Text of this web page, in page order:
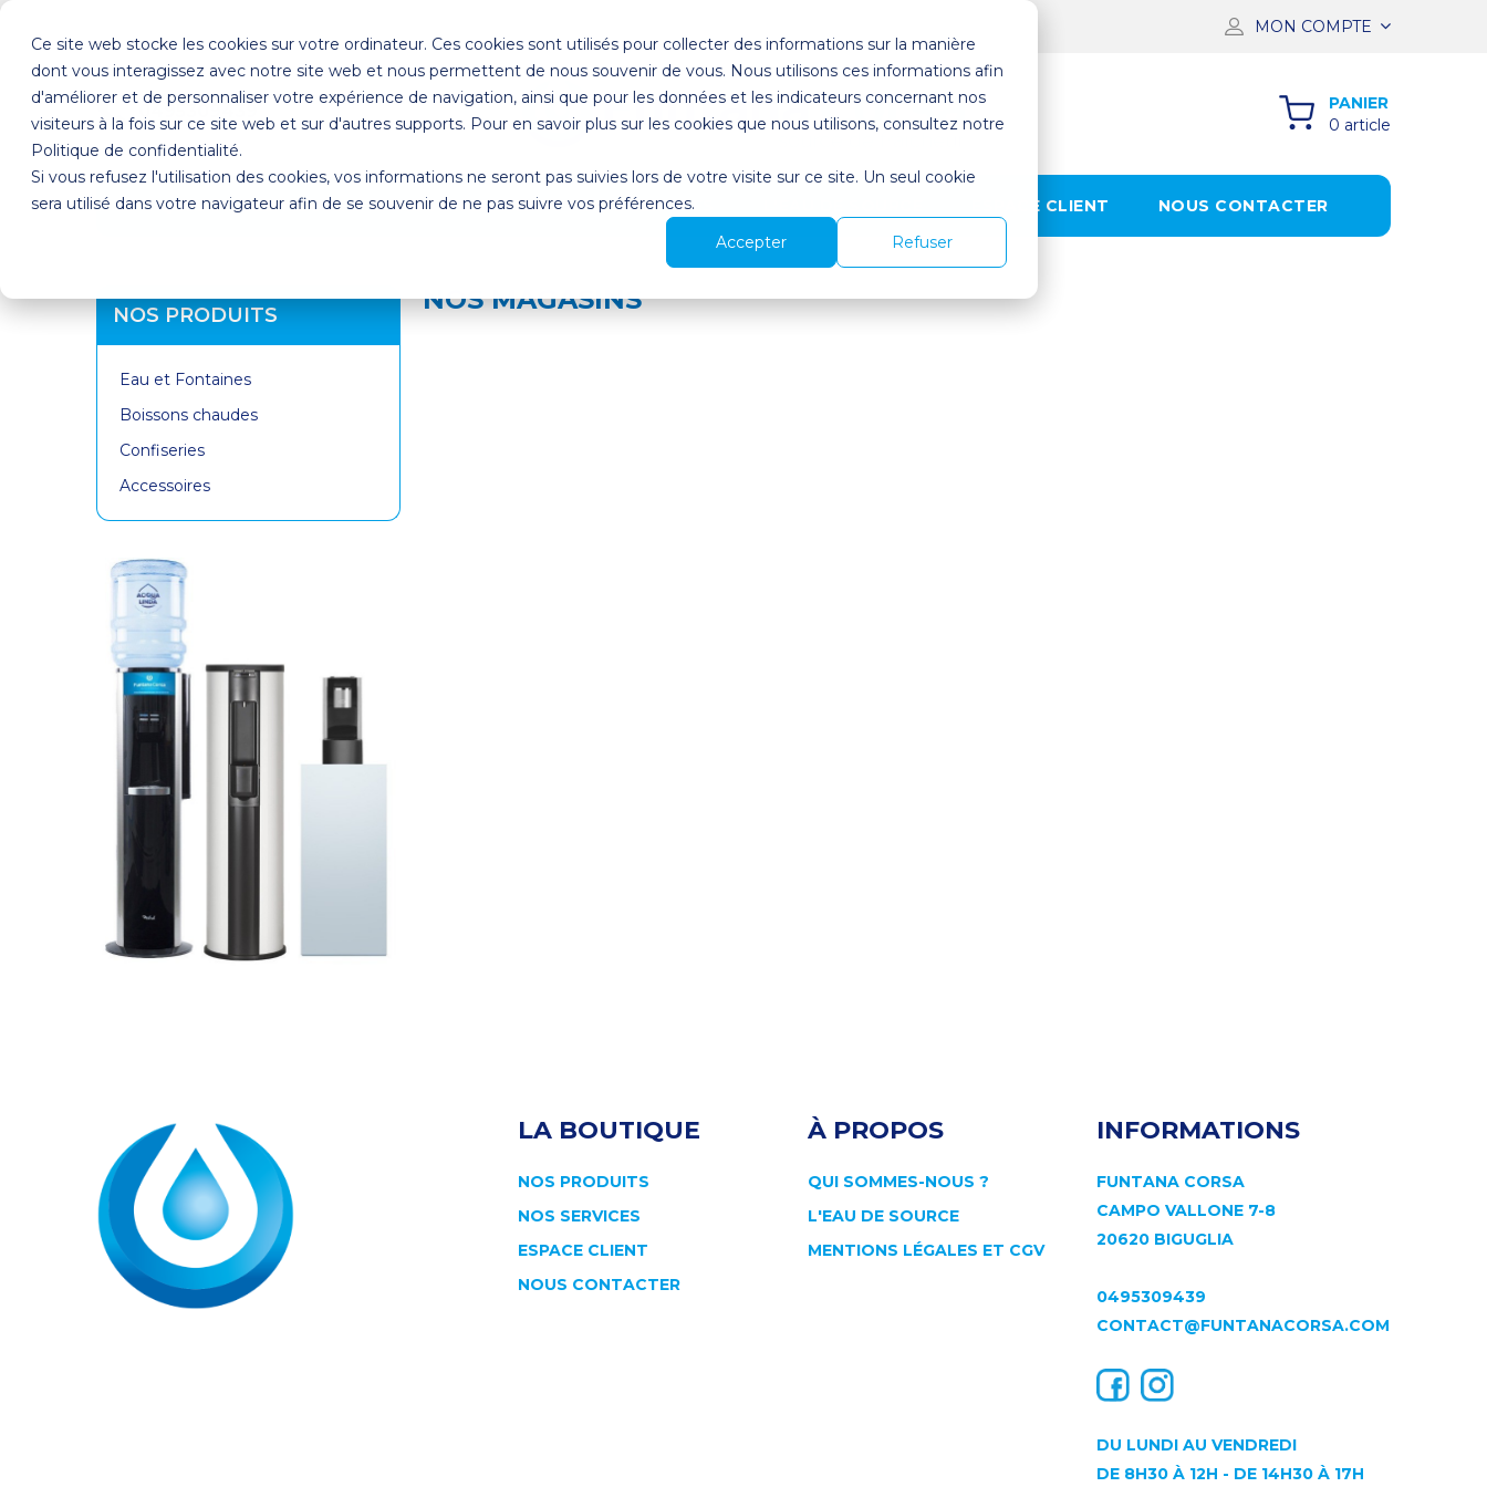
Ce site web stocke les cookies sur votre ordinateur. Ces cookies sont utilisés pour collecter des informations sur la manière
dont vous interagissez avec notre site web et nous permettent de nous souvenir de vous. Nous utilisons ces informations afin
d'améliorer et de personnaliser votre expérience de navigation, ainsi que pour les données et les indicateurs concernant nos
visiteurs à la fois sur ce site web et sur d'autres supports. Pour en savoir plus sur les cookies que nous utilisons, consultez notre
Politique de confidentialité.
Si vous refusez l'utilisation des cookies, vos informations ne seront pas suivies lors de votre visite sur ce site. Un seul cookie
sera utilisé dans votre navigateur afin de se souvenir de ne pas suivre vos préférences.
Accepter
Refuser
MON COMPTE
0495309439
PANIER
0 article
QUI SOMMES-NOUS ? NOS PRODUITS NOS SERVICES ESPACE CLIENT NOUS CONTACTER
NOS PRODUITS
Eau et Fontaines
Boissons chaudes
Confiseries
Accessoires
NOS MAGASINS
LA BOUTIQUE
NOS PRODUITS
NOS SERVICES
ESPACE CLIENT
NOUS CONTACTER
À PROPOS
QUI SOMMES-NOUS ?
L'EAU DE SOURCE
MENTIONS LÉGALES ET CGV
INFORMATIONS
FUNTANA CORSA
CAMPO VALLONE 7-8
20620 BIGUGLIA
0495309439
CONTACT@FUNTANACORSA.COM
DU LUNDI AU VENDREDI
DE 8H30 À 12H - DE 14H30 À 17H